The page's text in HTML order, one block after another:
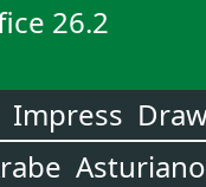
26.2
Impress
Asturiano